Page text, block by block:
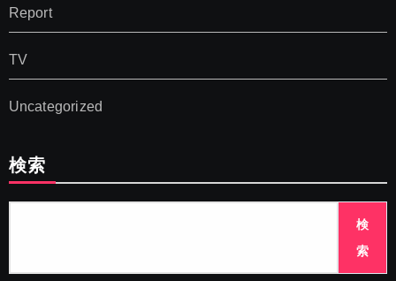
Report
TV
Uncategorized
検索
検
索